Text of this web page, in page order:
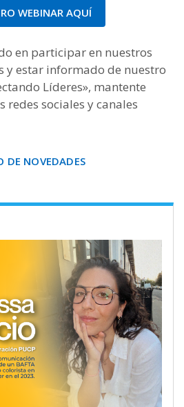
WEBINAR AQUÍ
en participar en nuestros
y estar informado de nuestro
Líderes», mantente
redes sociales y canales
DE NOVEDADES